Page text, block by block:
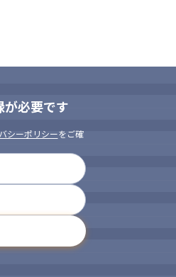
必要です
シーポリシーをご確